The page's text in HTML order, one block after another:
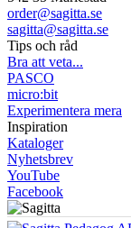
order@sagitta.se
sagitta@sagitta.se
Tips och råd
Bra att veta...
PASCO
micro:bit
Experimentera mera
Inspiration
Kataloger
Nyhetsbrev
YouTube
Facebook